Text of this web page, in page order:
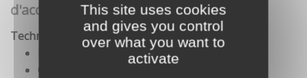
This site uses cookies
and gives you control
over what you want to
activate
d'accessibilité
Technologies utilisées pour la réalisation du site
CSS